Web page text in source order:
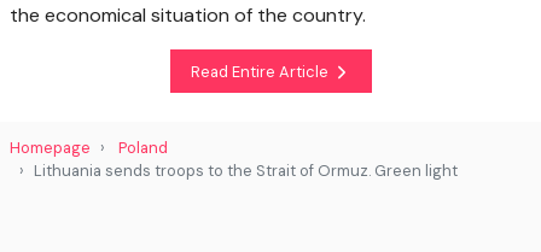
the economical situation of the country.
Read Entire Article
Homepage
Poland
Lithuania sends troops to the Strait of Ormuz. Green light